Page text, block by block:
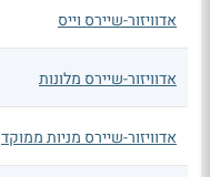
אדוויזור-שיירס וייס
אדוויזור-שיירס מלונות
אדוויזור-שיירס מניות ממוקד